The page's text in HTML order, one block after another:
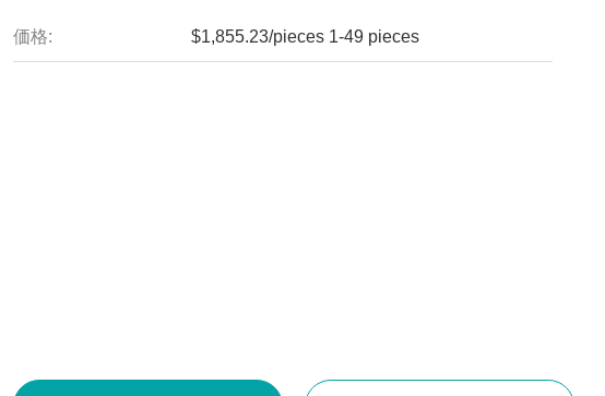
価格: $1,855.23/pieces 1-49 pieces